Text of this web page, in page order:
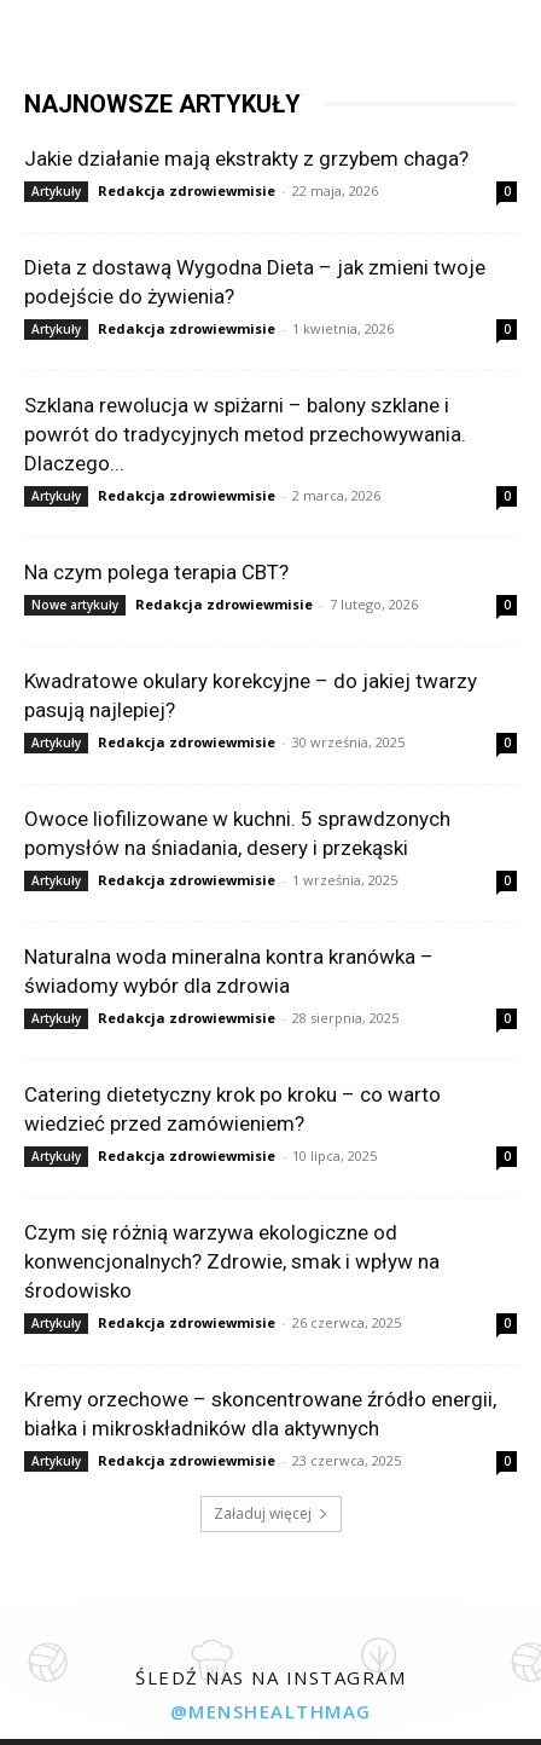
NAJNOWSZE ARTYKUŁY
Jakie działanie mają ekstrakty z grzybem chaga?
Artykuły Redakcja zdrowiewmisie - 22 maja, 2026 0
Dieta z dostawą Wygodna Dieta – jak zmieni twoje
podejście do żywienia?
Artykuły Redakcja zdrowiewmisie - 1 kwietnia, 2026 0
Szklana rewolucja w spiżarni – balony szklane i
powrót do tradycyjnych metod przechowywania.
Dlaczego...
Artykuły Redakcja zdrowiewmisie - 2 marca, 2026 0
Na czym polega terapia CBT?
Nowe artykuły Redakcja zdrowiewmisie - 7 lutego, 2026 0
Kwadratowe okulary korekcyjne – do jakiej twarzy
pasują najlepiej?
Artykuły Redakcja zdrowiewmisie - 30 września, 2025 0
Owoce liofilizowane w kuchni. 5 sprawdzonych
pomysłów na śniadania, desery i przekąski
Artykuły Redakcja zdrowiewmisie - 1 września, 2025 0
Naturalna woda mineralna kontra kranówka –
świadomy wybór dla zdrowia
Artykuły Redakcja zdrowiewmisie - 28 sierpnia, 2025 0
Catering dietetyczny krok po kroku – co warto
wiedzieć przed zamówieniem?
Artykuły Redakcja zdrowiewmisie - 10 lipca, 2025 0
Czym się różnią warzywa ekologiczne od
konwencjonalnych? Zdrowie, smak i wpływ na
środowisko
Artykuły Redakcja zdrowiewmisie - 26 czerwca, 2025 0
Kremy orzechowe – skoncentrowane źródło energii,
białka i mikroskładników dla aktywnych
Artykuły Redakcja zdrowiewmisie - 23 czerwca, 2025 0
Załaduj więcej
ŚLEDŹ NAS NA INSTAGRAM
@MENSHEALTHMAG